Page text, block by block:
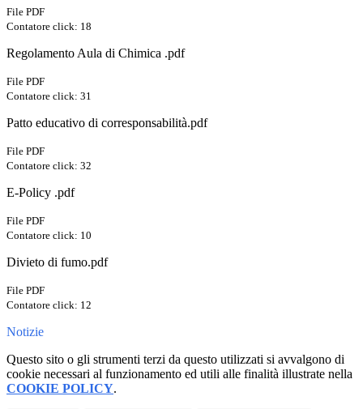
File PDF
Contatore click: 18
Regolamento Aula di Chimica .pdf
File PDF
Contatore click: 31
Patto educativo di corresponsabilità.pdf
File PDF
Contatore click: 32
E-Policy .pdf
File PDF
Contatore click: 10
Divieto di fumo.pdf
File PDF
Contatore click: 12
Notizie
Questo sito o gli strumenti terzi da questo utilizzati si avvalgono di
cookie necessari al funzionamento ed utili alle finalità illustrate nella
COOKIE POLICY.